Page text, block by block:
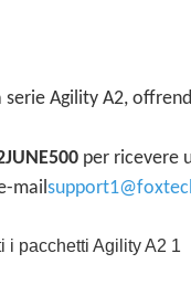
serie Agility A2,
per ricevere
mail